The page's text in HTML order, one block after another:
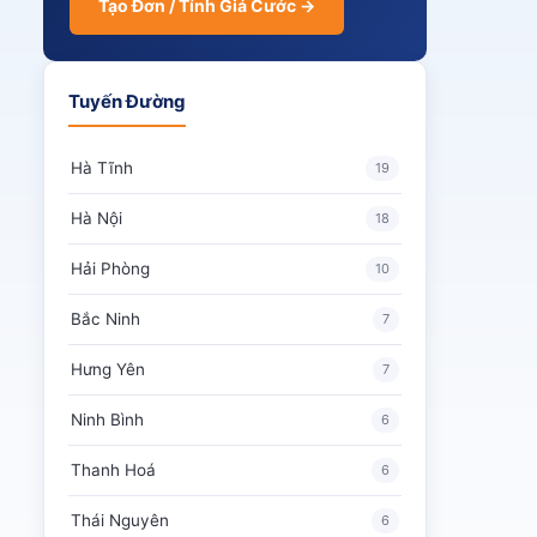
Tạo Đơn / Tính Giá Cước →
Tuyến Đường
Hà Tĩnh 19
Hà Nội 18
Hải Phòng 10
Bắc Ninh 7
Hưng Yên 7
Ninh Bình 6
Thanh Hoá 6
Thái Nguyên 6